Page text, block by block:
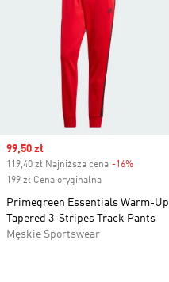
Sale price
99,50 zł
119,40 zł Najniższa cena -16%
199 zł Cena oryginalna
Primegreen Essentials Warm-Up
Tapered 3-Stripes Track Pants
Męskie Sportswear